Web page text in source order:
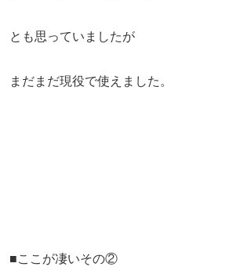
とも思っていましたが
まだまだ現役で使えました。
■ここが凄いその②